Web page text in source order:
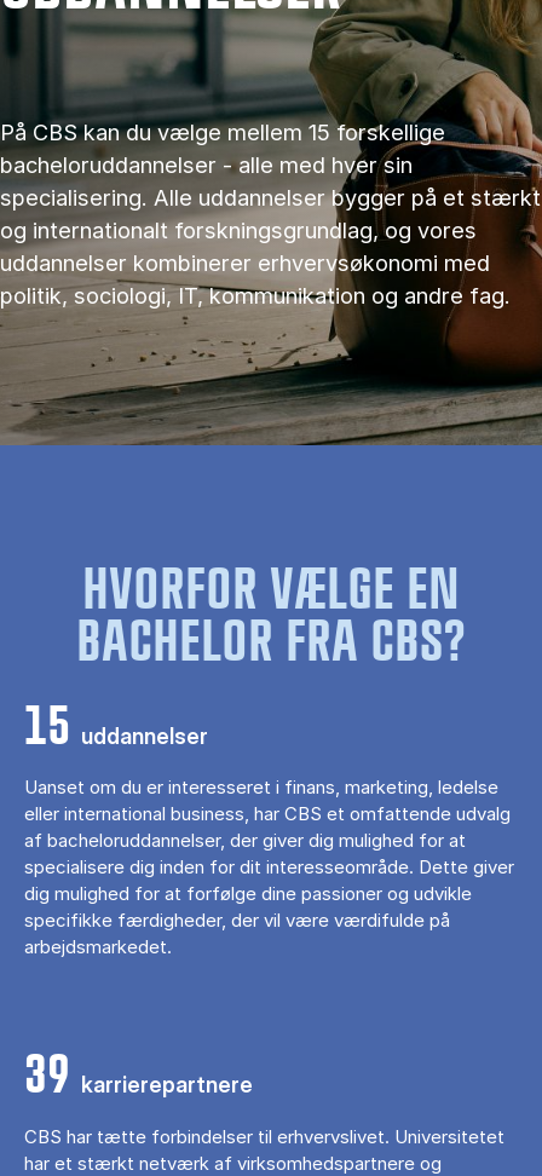
På CBS kan du vælge mellem 15 forskellige
bacheloruddannelser - alle med hver sin
specialisering. Alle uddannelser bygger på et stærkt
og internationalt forskningsgrundlag, og vores
uddannelser kombinerer erhvervsøkonomi med
politik, sociologi, IT, kommunikation og andre fag.
HVORFOR VÆLGE EN
BACHELOR FRA CBS?
15 uddannelser
Uanset om du er interesseret i finans, marketing, ledelse
eller international business, har CBS et omfattende udvalg
af bacheloruddannelser, der giver dig mulighed for at
specialisere dig inden for dit interesseområde. Dette giver
dig mulighed for at forfølge dine passioner og udvikle
specifikke færdigheder, der vil være værdifulde på
arbejdsmarkedet.
39 karrierepartnere
CBS har tætte forbindelser til erhvervslivet. Universitetet
har et stærkt netværk af virksomhedspartnere og